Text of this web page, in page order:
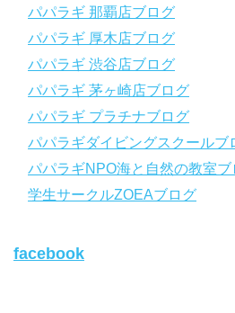
https://www.papalagi.co.jp/lp/
YouTubeで言えない話をこっそり配信
◆ライセンス取得の前に知っておきた
https://youtu.be/
◆ライセンス取得コースについて知り
ode
【パパラギダイビングスクール ホーム
https://www.papalagi.co.jp
旬な海の情報はコチラから！
パパラギ 那覇店ブログ
パパラギ 厚木店ブログ
パパラギ 渋谷店ブログ
パパラギ 茅ヶ崎店ブログ
パパラギ プラチナブログ
パパラギダイビングスクールブ
パパラギNPO海と自然の教室ブ
学生サークルZOEAブログ
facebook